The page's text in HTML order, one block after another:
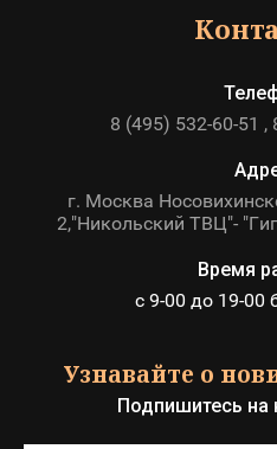
8 (495) 532-60-51
г. Москва
2,"Никольский ТВЦ"-
Время
с 9-00 до 19-00
Узнавайте о
Подпишитесь на